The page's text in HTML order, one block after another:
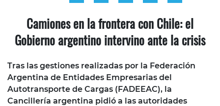
Camiones en la frontera con Chile: el
Gobierno argentino intervino ante la crisis
Tras las gestiones realizadas por la Federación
Argentina de Entidades Empresarias del
Autotransporte de Cargas (FADEEAC), la
Cancillería argentina pidió a las autoridades